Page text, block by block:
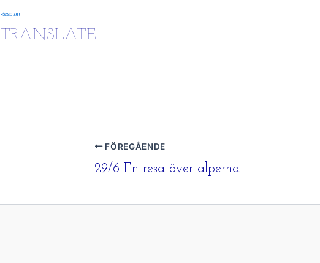
Resplan
TRANSLATE
FÖREGÅENDE
29/6 En resa över alperna